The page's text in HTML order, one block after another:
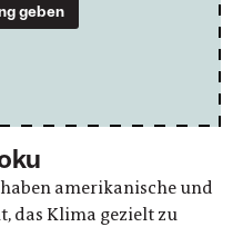
geben
amerikanische und
das Klima gezielt zu